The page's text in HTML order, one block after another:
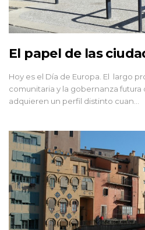
El papel de las
Hoy es el Día de Europa. El largo
comunitaria y la gobernanza futura
adquieren un perfil distinto cuan…